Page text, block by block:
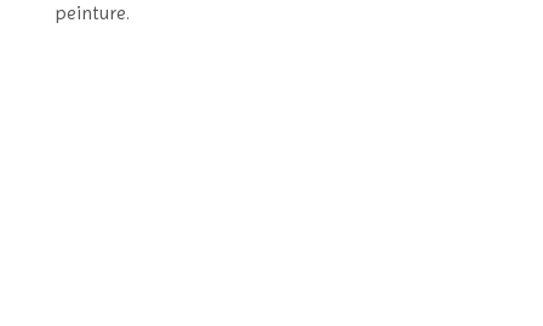
peinture.